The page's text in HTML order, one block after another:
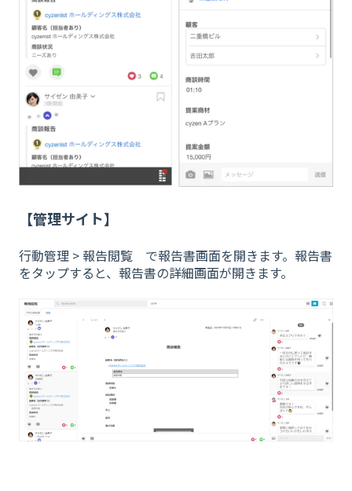
【管理サイト】
行動管理 > 報告閲覧 で報告書画面を開きます。報告書
をタップすると、報告書の詳細画面が開きます。